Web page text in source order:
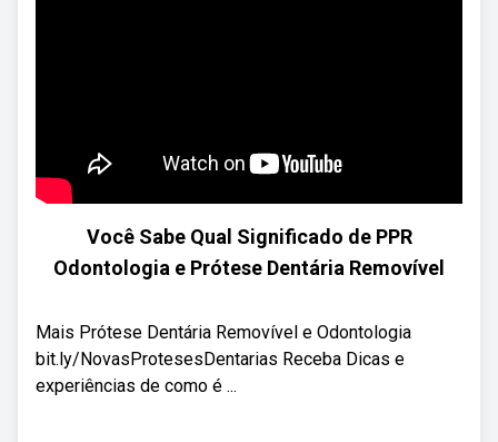
Você Sabe Qual Significado de PPR
Odontologia e Prótese Dentária Removível
Mais Prótese Dentária Removível e Odontologia
bit.ly/NovasProtesesDentarias Receba Dicas e
experiências de como é ...